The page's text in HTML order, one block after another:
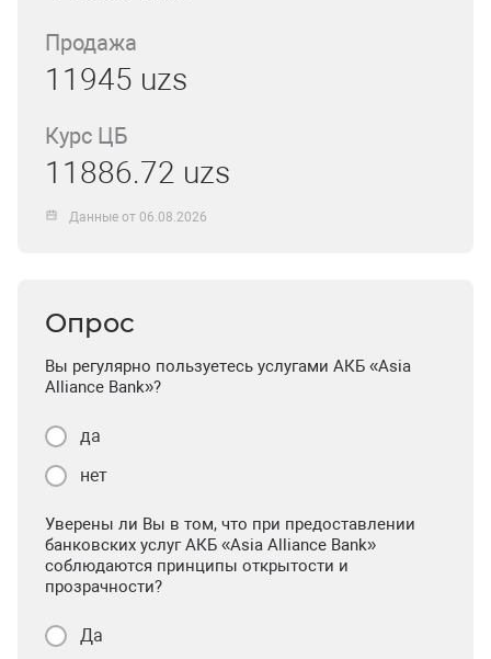
Продажа
11945 uzs
Курс ЦБ
11886.72 uzs
Данные от 06.08.2026
Опрос
Вы регулярно пользуетесь услугами АКБ «Asia
Alliance Bank»?
да
нет
Уверены ли Вы в том, что при предоставлении
банковских услуг АКБ «Asia Alliance Bank»
соблюдаются принципы открытости и
прозрачности?
Да